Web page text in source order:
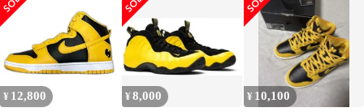
HI RETRO PRM
(HJ4320-001) / ウータ
ン・クラン ダンク ハイ
レトロ プレミアム / ブ
ラック ポレン / US10.5
¥ 12,800 ¥8,000 ¥ 10,100